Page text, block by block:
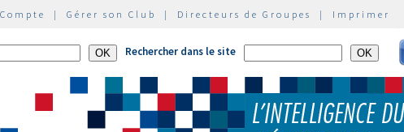
| Gérer son Club | Directeurs de Groupes | Imprimer
Rechercher dans le site